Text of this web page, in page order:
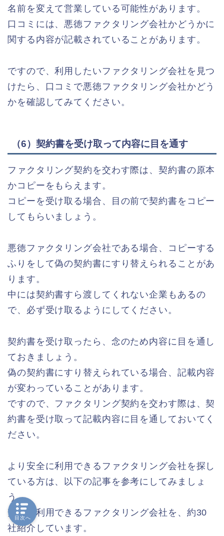
名前を変えて営業している可能性があります。
口コミには、悪徳ファクタリング会社かどうかに
関する内容が記載されていることがあります。
ですので、利用したいファクタリング会社を見つ
けたら、口コミで悪徳ファクタリング会社かどう
かを確認してみてください。
（6）契約書を受け取って内容に目を通す
ファクタリング契約を交わす際は、契約書の原本
かコピーをもらえます。
コピーを受け取る場合、目の前で契約書をコピー
してもらいましょう。
悪徳ファクタリング会社である場合、コピーする
ふりをして偽の契約書にすり替えられることがあ
ります。
中には契約書すら渡してくれない企業もあるの
で、必ず受け取るようにしてください。
契約書を受け取ったら、念のため内容に目を通し
ておきましょう。
偽の契約書にすり替えられている場合、記載内容
が変わっていることがあります。
ですので、ファクタリング契約を交わす際は、契
約書を受け取って記載内容に目を通しておいてく
ださい。
より安全に利用できるファクタリング会社を探し
ている方は、以下の記事を参考にしてみましょ
う。
安全に利用できるファクタリング会社を、約30
社紹介しています。
目次へ